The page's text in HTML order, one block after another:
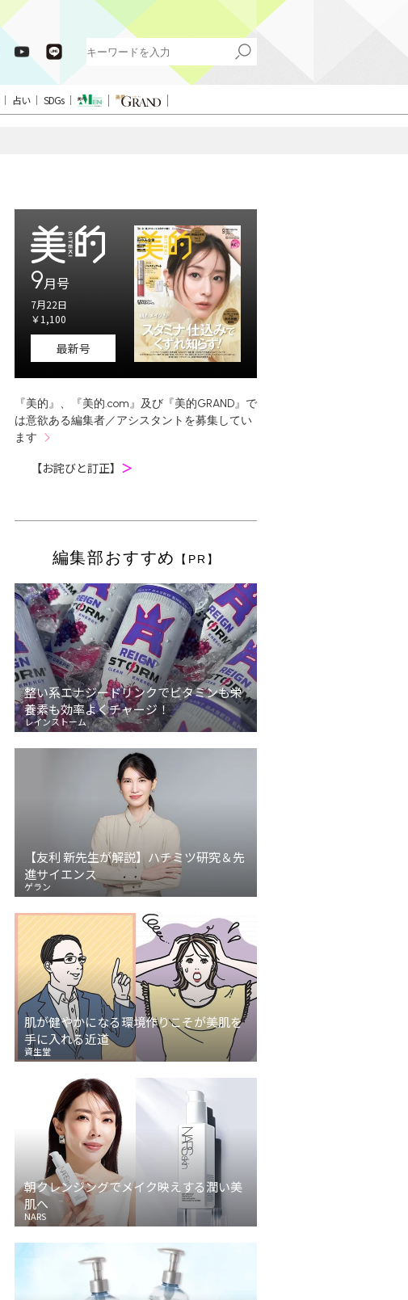
占い SDGs
9月号
7月22日
￥1,100
最新号
『美的』、『美的.com』及び『美的GRAND』で
は意欲ある編集者／アシスタントを募集してい
ます
【お詫びと訂正】 ＞
編集部おすすめ 【PR】
整い系エナジードリンクでビタミンも栄
養素も効率よくチャージ！
レインストーム
【友利 新先生が解説】ハチミツ研究＆先
進サイエンス
ゲラン
肌が健やかになる環境作りこそが美肌を
手に入れる近道
資生堂
朝クレンジングでメイク映えする潤い美
肌へ
NARS